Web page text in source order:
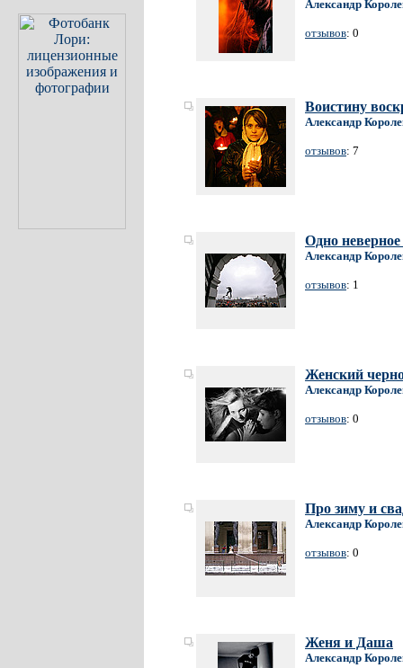
Александр
отзывов: 0
Воистину
Александр
отзывов: 7
Одно
Александр
отзывов: 1
Женский
Александр
отзывов: 0
Про зиму и
Александр
отзывов: 0
Женя и Даша
Александр